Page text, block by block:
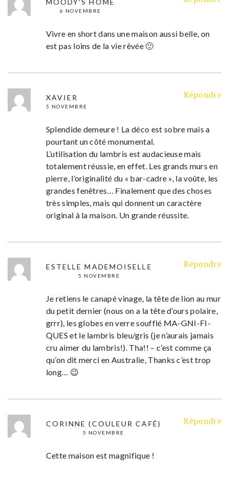
MOODY'S HOME
6 NOVEMBRE
Vivre en short dans une maison aussi belle, on
est pas loins de la vie rêvée 🙂
XAVIER
5 NOVEMBRE
Répondre
Splendide demeure ! La déco est sobre mais a
pourtant un côté monumental.
L’utilisation du lambris est audacieuse mais
totalement réussie, en effet. Les grands murs en
pierre, l’originalité du « bar-cadre », la voûte, les
grandes fenêtres… Finalement que des choses
très simples, mais qui donnent un caractère
original à la maison. Un grande réussite.
ESTELLE MADEMOISELLE
5 NOVEMBRE
Répondre
Je retiens le canapé vinage, la tête de lion au mur
du petit dernier (nous on a la tête d’ours polaire,
grrr), les globes en verre soufflé MA-GNI-FI-
QUES et le lambris bleu/gris (je n’aurais jamais
cru aimer du lambris!). Tha!! – c’est comme ça
qu’on dit merci en Australie, Thanks c’est trop
long… 😉
CORINNE (COULEUR CAFÉ)
5 NOVEMBRE
Répondre
Cette maison est magnifique !